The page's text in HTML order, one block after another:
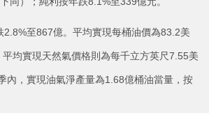
2.8%至867億。平均實現每桶油價為83.2美
均實現天然氣價格則為每千立方英尺7.55美
內，實現油氣淨產量為1.68億桶油當量，按